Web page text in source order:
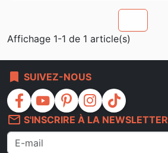
Affichage 1-1 de 1 article(s)
bookmark SUIVEZ-NOUS
facebook youtube pinterest instagram
tiktok
mail_outline S'INSCRIRE À LA NEWSLETTER